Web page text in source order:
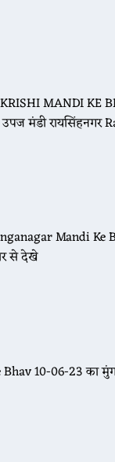
MANDI KE
मंडी रायसिंहनगर
Mandi Ke
से देखे
10-06-23 का मुंग,